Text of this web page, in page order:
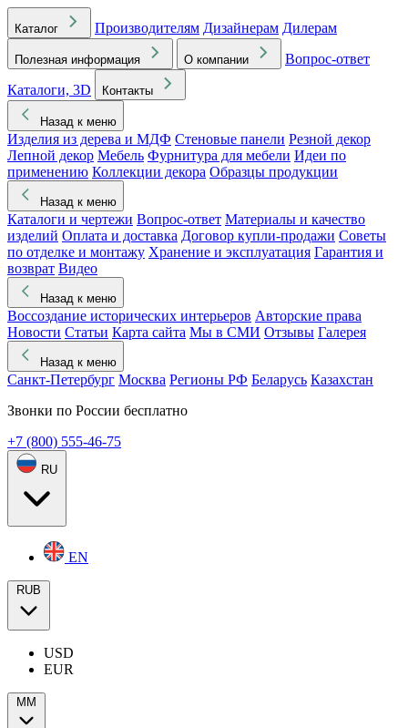
Каталог Производителям Дизайнерам Дилерам
Полезная информация О компании
Вопрос-ответ
Каталоги, 3D
Контакты
Назад к меню
Изделия из дерева и МДФ Стеновые панели Резной декор
Лепной декор Мебель Фурнитура для мебели Идеи по
применению Коллекции декора Образцы продукции
Назад к меню
Каталоги и чертежи Вопрос-ответ Материалы и качество
изделий Оплата и доставка Договор купли-продажи Советы
по отделке и монтажу Хранение и эксплуатация Гарантия и
возврат Видео
Назад к меню
Воссоздание исторических интерьеров Авторские права
Новости Статьи Карта сайта Мы в СМИ Отзывы Галерея
Назад к меню
Санкт-Петербург Москва Регионы РФ Беларусь Казахстан
Звонки по России бесплатно
+7 (800) 555-46-75
RU
EN
RUB
USD
EUR
ММ